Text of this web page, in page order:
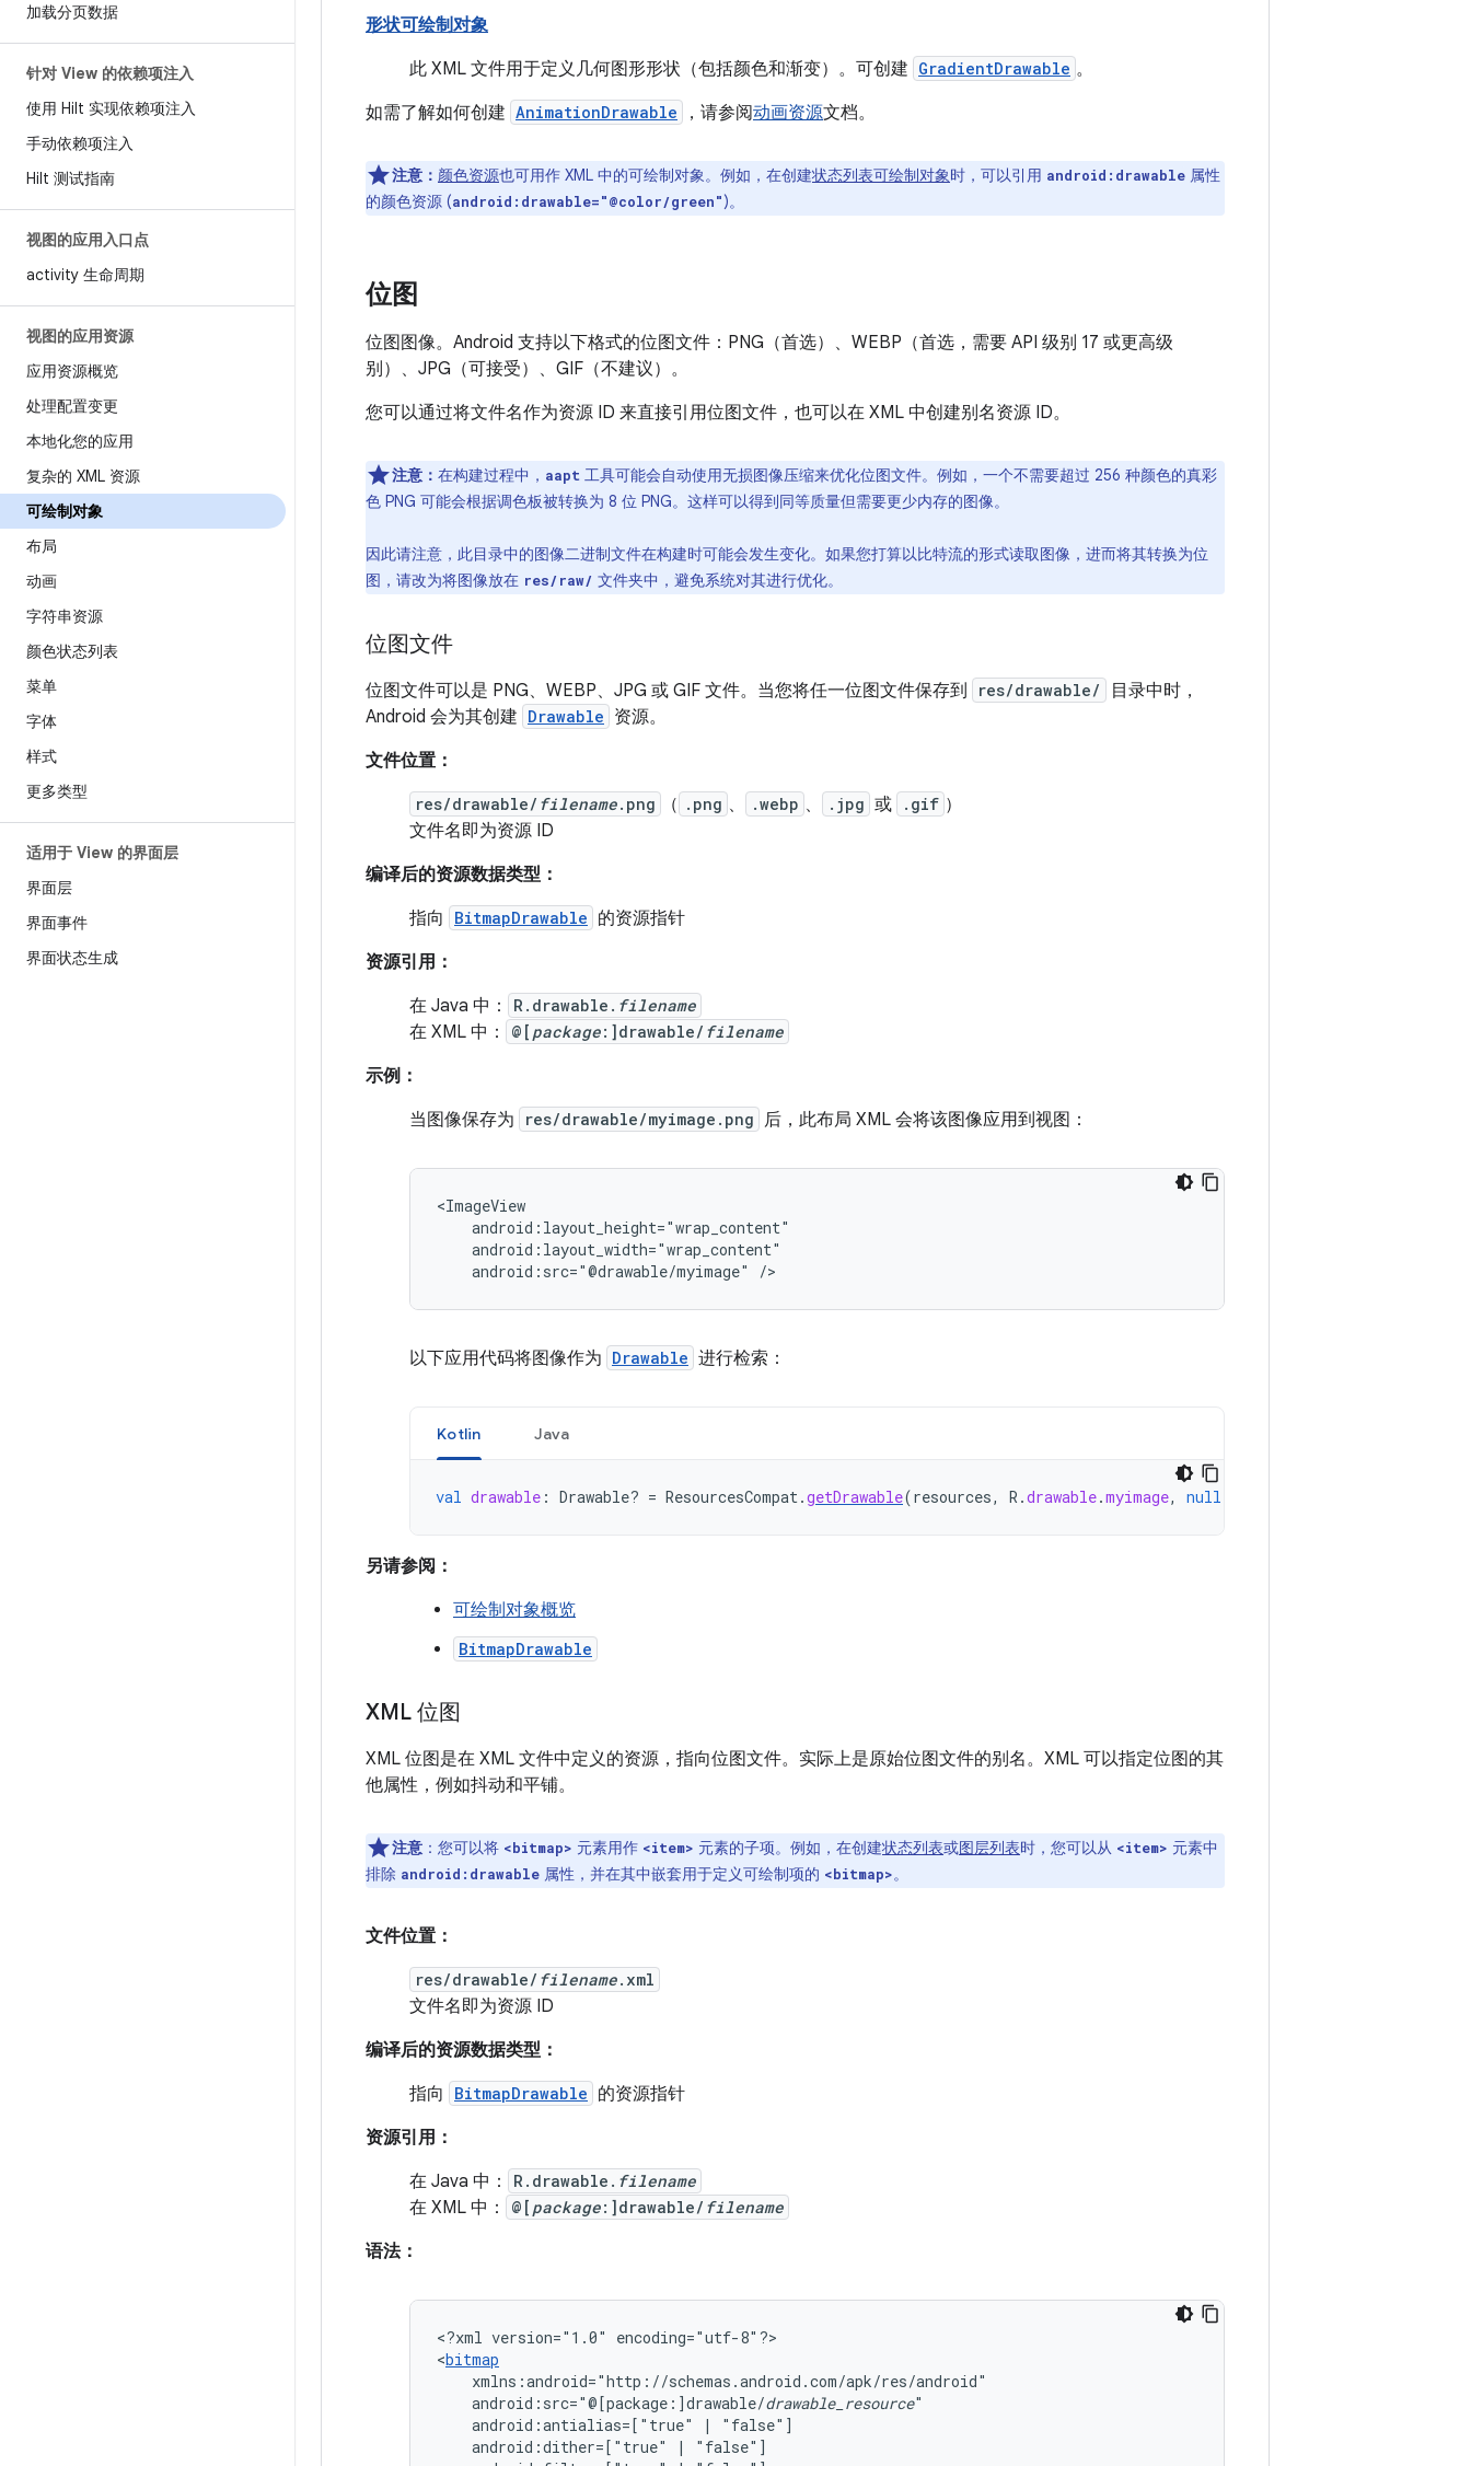
加载分页数据
针对 View 的依赖项注入
使用 Hilt 实现依赖项注入
手动依赖项注入
Hilt 测试指南
视图的应用入口点
activity 生命周期
视图的应用资源
应用资源概览
处理配置变更
本地化您的应用
复杂的 XML 资源
可绘制对象
布局
动画
字符串资源
颜色状态列表
菜单
字体
样式
更多类型
适用于 View 的界面层
界面层
界面事件
界面状态生成
形状可绘制对象
此 XML 文件用于定义几何图形形状（包括颜色和渐变）。可创建 GradientDrawable 。
如需了解如何创建 AnimationDrawable ，请参阅动画资源文档。
注意： 颜色资源也可用作 XML 中的可绘制对象。例如，在创建状态列表可绘制对象时，可以引用 android:drawable 属性
的颜色资源 (android:drawable="@color/green")。
位图
位图图像。Android 支持以下格式的位图文件：PNG（首选）、WEBP（首选，需要 API 级别 17 或更高级
别）、JPG（可接受）、GIF（不建议）。
您可以通过将文件名作为资源 ID 来直接引用位图文件，也可以在 XML 中创建别名资源 ID。
注意： 在构建过程中， aapt 工具可能会自动使用无损图像压缩来优化位图文件。例如，一个不需要超过 256 种颜色的真彩
色 PNG 可能会根据调色板被转换为 8 位 PNG。这样可以得到同等质量但需要更少内存的图像。
因此请注意，此目录中的图像二进制文件在构建时可能会发生变化。如果您打算以比特流的形式读取图像，进而将其转换为位
图，请改为将图像放在 res/raw/ 文件夹中，避免系统对其进行优化。
位图文件
位图文件可以是 PNG、WEBP、JPG 或 GIF 文件。当您将任一位图文件保存到 res/drawable/
目录中时，
Android 会为其创建 Drawable 资源。
文件位置：
res/drawable/ filename.png （ .png 、 .webp 、 .jpg 或 .gif ）
文件名即为资源 ID
编译后的资源数据类型：
指向
BitmapDrawable 的资源指针
资源引用：
在 Java 中：
R.drawable. filename
在 XML 中： @[ package:]drawable/ filename
示例：
当图像保存为
res/drawable/myimage.png 后，此布局 XML 会将该图像应用到视图：
android:src="@drawable/myimage"
/>
以下应用代码将图像作为 Drawable 进行检索：
Kotlin Java
val drawable : Drawable? = ResourcesCompat.getDrawable(resources, R .drawable.myimage, null
另请参阅：
可绘制对象概览
BitmapDrawable
XML 位图
XML 位图是在 XML 文件中定义的资源，指向位图文件。实际上是原始位图文件的别名。XML 可以指定位图的其
他属性，例如抖动和平铺。
注意 ：您可以将 <bitmap> 元素用作 <item> 元素的子项。例如，在创建状态列表或图层列表时，您可以从 <item> 元素中
排除 android:drawable 属性，并在其中嵌套用于定义可绘制项的 <bitmap>。
文件位置：
res/drawable/ filename.xml
文件名即为资源 ID
编译后的资源数据类型：
指向
BitmapDrawable 的资源指针
资源引用：
在 Java 中：
R.drawable. filename
在 XML 中： @[ package:]drawable/ filename
语法：
<?xml version="1.0"
encoding="utf-8"?>
<bitmap
android:src="@[package:]drawable/drawable_resource
android:antialias=["true"
|
android:dither=["true"
|